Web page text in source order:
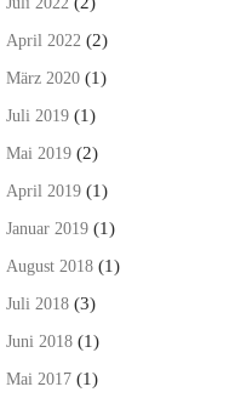
April 2022 (2)
März 2020 (1)
Juli 2019 (1)
Mai 2019 (2)
April 2019 (1)
Januar 2019 (1)
August 2018 (1)
Juli 2018 (3)
Juni 2018 (1)
Mai 2017 (1)